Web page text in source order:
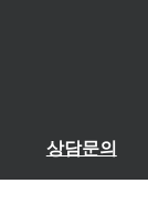
상담문의